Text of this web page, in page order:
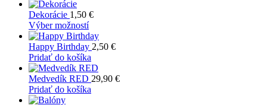
má
viacero
variantov.
Možnosti
si
môžete
vybrať
na
Dekorácie 1,50 €
Výber možnostíTento
produkt
má
viacero
variantov.
Možnosti
si
Happy Birthday 2,50 €
Pridať do košíka
Medvedík RED 29,90 €
Pridať do košíka